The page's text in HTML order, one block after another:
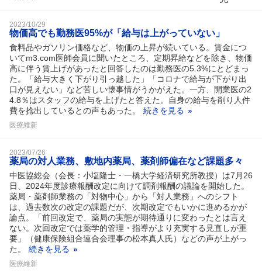
2023/10/29
物価高でも勤務医95%が「給与は上がっていない」
食料品やガソリン価格など、物価の上昇が続いている。賃金につ
いてm3.com医師会員に聞いたところ、定期昇給などを除き、物価
高に伴う賃上げがあったと回答したのは勤務医の5.3%にとどまっ
た。「給与大きく下がり引っ越した」「コロナで給与が下がり出
口が見えない」など苦しい懐事情がうかがえた。一方、開業医の2
4.8％はスタッフの給与を上げたと答えた。自身の給与を削り人件
費を捻出しているとの声もあった。
続きを見る
医療維新
2023/07/26
薬局の対人業務、敷地内薬局、薬剤師偏在など課題多々
中医協総会（会長：小塩隆士・一橋大学経済研究所教授）は7月26
日、2024年度診療報酬改定に向けて調剤報酬の議論を開始した。
薬局・薬剤師業務の「対物中心」から「対人業務」へのシフト
は、過去数次の改定の課題だが、次期改定でもいかに進めるかが
論点。「前回改定で、薬局の実態が期待通りに変わったとは言え
ない。次回改定では薬学的管理・指導がより充実する見直しが重
要」（健康保険組合連合会理事の松本真人氏）などの声が上がっ
た。
続きを見る
医療維新